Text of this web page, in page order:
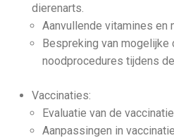
dierenarts.
Aanvullende vitamines en
Bespreking van mogelijke
noodprocedures tijdens
Vaccinaties:
Evaluatie van de
Aanpassingen in